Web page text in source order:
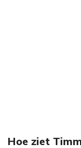
Hoe ziet